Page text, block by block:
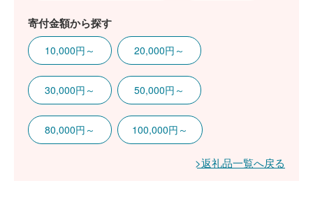
寄付金額から探す
10,000円～ 20,000円～
30,000円～ 50,000円～
80,000円～ 100,000円～
返礼品一覧へ戻る